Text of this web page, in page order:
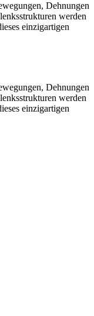
Dehnungen
werden
einzigartigen
Dehnungen
werden
einzigartigen